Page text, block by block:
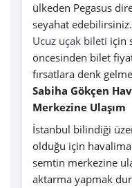
ülkeden Pegasus
seyahat edebilirsiniz.
Ucuz uçak bileti için
öncesinden bilet
fırsatlara denk
Sabiha Gökçen
Merkezine Ulaşım
İstanbul bilindiği
olduğu için
semtin merkezine
aktarma yapmak